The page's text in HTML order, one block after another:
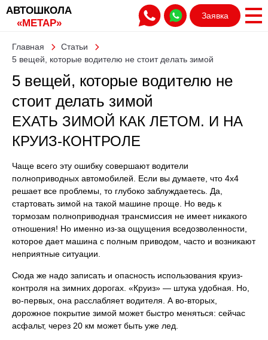
АВТОШКОЛА
«МЕТАР»
Заявка
Главная
Статьи
5 вещей, которые водителю не стоит делать зимой
5 вещей, которые водителю не
стоит делать зимой
ЕХАТЬ ЗИМОЙ КАК ЛЕТОМ. И НА
КРУИЗ-КОНТРОЛЕ
Чаще всего эту ошибку совершают водители
полноприводных автомобилей. Если вы думаете, что 4x4
решает все проблемы, то глубоко заблуждаетесь. Да,
стартовать зимой на такой машине проще. Но ведь к
тормозам полноприводная трансмиссия не имеет никакого
отношения! Но именно из-за ощущения вседозволенности,
которое дает машина с полным приводом, часто и возникают
неприятные ситуации.
Сюда же надо записать и опасность использования круиз-
контроля на зимних дорогах. «Круиз» — штука удобная. Но,
во-первых, она расслабляет водителя. А во-вторых,
дорожное покрытие зимой может быстро меняться: сейчас
асфальт, через 20 км может быть уже лед.